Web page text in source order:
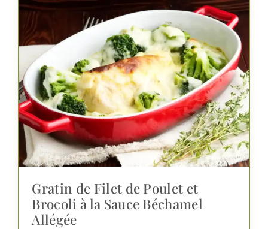
Gratin de Filet de Poulet et
Brocoli à la Sauce Béchamel
Allégée